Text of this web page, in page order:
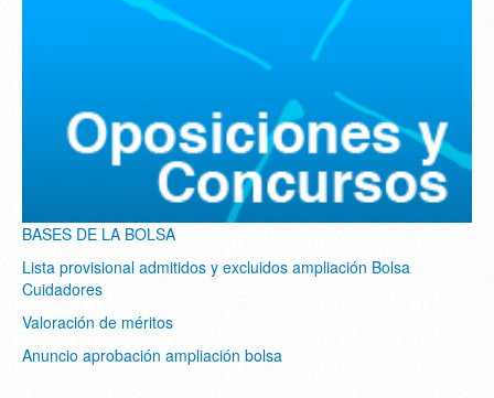
BASES DE LA BOLSA
Lista provisional admitidos y excluidos ampliación Bolsa
Cuidadores
Valoración de méritos
Anuncio aprobación ampliación bolsa